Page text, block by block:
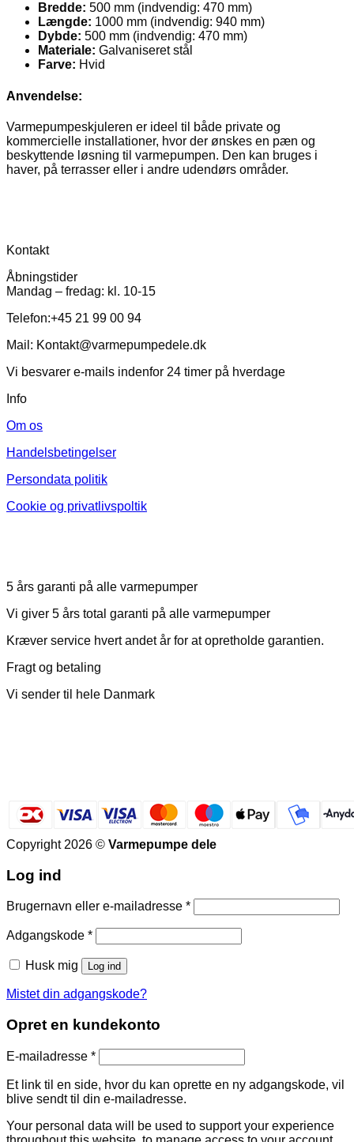
Bredde: 500 mm (indvendig: 470 mm)
Længde: 1000 mm (indvendig: 940 mm)
Dybde: 500 mm (indvendig: 470 mm)
Materiale: Galvaniseret stål
Farve: Hvid
Anvendelse:
Varmepumpeskjuleren er ideel til både private og
kommercielle installationer, hvor der ønskes en pæn og
beskyttende løsning til varmepumpen. Den kan bruges i
haver, på terrasser eller i andre udendørs områder.
Kontakt
Åbningstider
Mandag – fredag: kl. 10-15
Telefon:+45 21 99 00 94
Mail: Kontakt@varmepumpedele.dk
Vi besvarer e-mails indenfor 24 timer på hverdage
Info
Om os
Handelsbetingelser
Persondata politik
Cookie og privatlivspoltik
5 års garanti på alle varmepumper
Vi giver 5 års total garanti på alle varmepumper
Kræver service hvert andet år for at opretholde garantien.
Fragt og betaling
Vi sender til hele Danmark
Copyright 2026 © Varmepumpe dele
Log ind
Brugernavn eller e-mailadresse *Påkrævet
Adgangskode *Påkrævet
Husk mig Log ind
Mistet din adgangskode?
Opret en kundekonto
E-mailadresse *Påkrævet
Et link til en side, hvor du kan oprette en ny adgangskode, vil
blive sendt til din e-mailadresse.
Your personal data will be used to support your experience